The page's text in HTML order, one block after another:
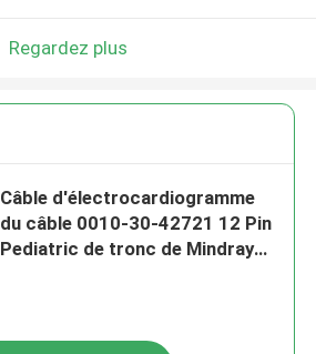
Regardez plus
Câble d'électrocardiogramme
du câble 0010-30-42721 12 Pin
Pediatric de tronc de Mindray